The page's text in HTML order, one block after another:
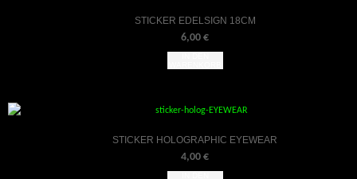
STICKER EDELSIGN 18CM
6,00 €
STICKER HOLOGRAPHIC EYEWEAR
4,00 €